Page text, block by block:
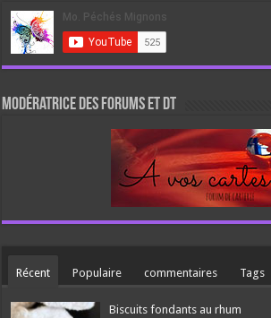
Modératrice des forums et DT
Récent Populaire commentaires Tags
Biscuits fondants au rhum